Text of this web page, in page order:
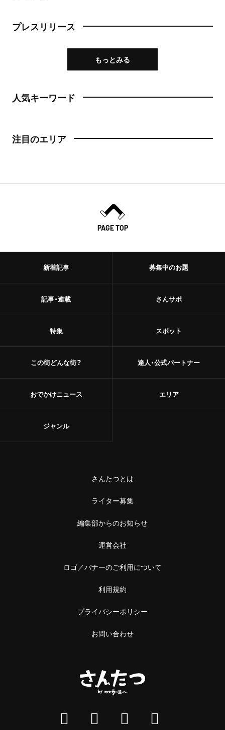
プレスリリース
もっとみる
人気キーワード
注目のエリア
PAGE TOP
新着記事
記事・連載
特集
この街どんな街？
おでかけニュース
募集中のお題
さんサポ
スポット
達人・公式パートナー
エリア
ジャンル
さんたつとは
ライター募集
編集部からのお知らせ
運営会社
ロゴ／バナーのご利用について
利用規約
プライバシーポリシー
お問い合わせ